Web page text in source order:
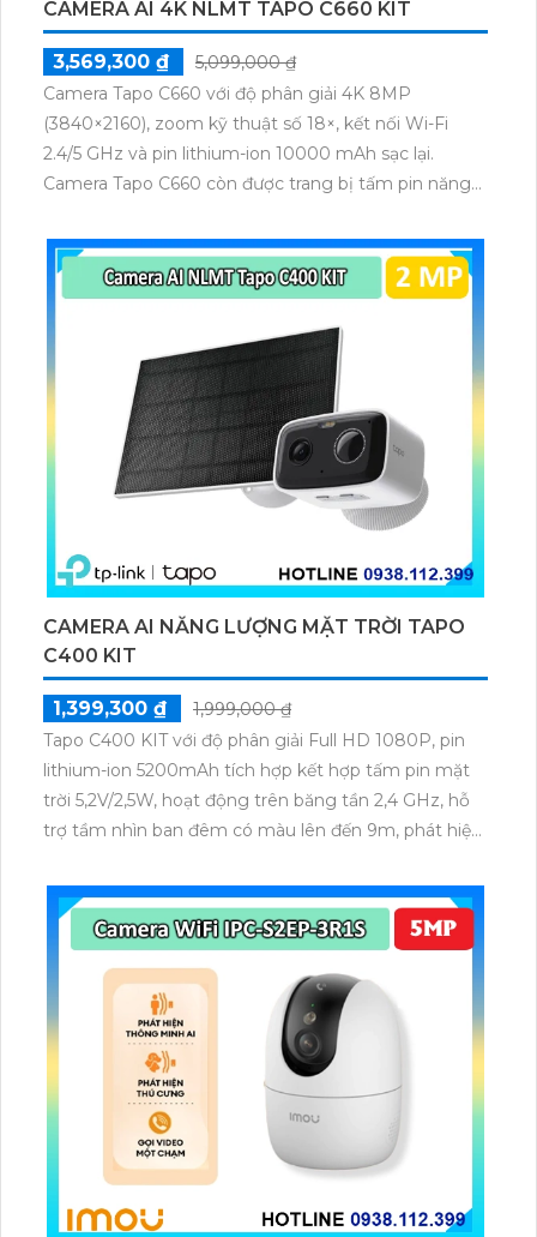
CAMERA AI 4K NLMT TAPO C660 KIT
3,569,300 ₫
5,099,000 ₫
Camera Tapo C660 với độ phân giải 4K 8MP
(3840×2160), zoom kỹ thuật số 18×, kết nối Wi-Fi
2.4/5 GHz và pin lithium-ion 10000 mAh sạc lại.
Camera Tapo C660 còn được trang bị tấm pin năng
thú cưng, phương tiện, lưu trữ thẻ microSD tối đa 512
GB.
CAMERA AI NĂNG LƯỢNG MẶT TRỜI TAPO
C400 KIT
1,399,300 ₫
1,999,000 ₫
Tapo C400 KIT với độ phân giải Full HD 1080P, pin
lithium-ion 5200mAh tích hợp kết hợp tấm pin mặt
trời 5,2V/2,5W, hoạt động trên băng tần 2,4 GHz, hỗ
trợ tầm nhìn ban đêm có màu lên đến 9m, phát hiện
dữ liệu qua thẻ microSD lên đến 512GB.